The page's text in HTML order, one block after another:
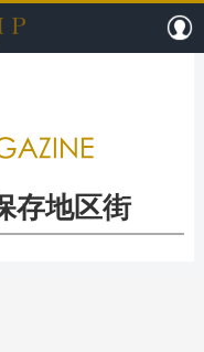
HISTRIP（
存地区街